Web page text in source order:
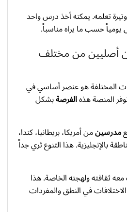
تعلمه. يمكنه أخذ درس واحد
حسب ما يراه مناسباً.
أصليين من مختلف
المختلفة هو عنصر أساسي في
المنصة هذهالفرصةبشكل
مدرسينمن أمريكا، بريطانيا، كندا،
بالإنجليزية. هذا التنوع ثري جداً
ثقافته ولهجته الخاصة. هذا
في النطق والمفردات